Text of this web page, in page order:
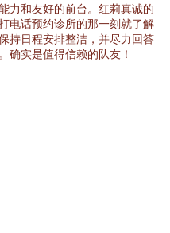
力和友好的前台。红莉真诚的
电话预约诊所的那一刻就了解
持日程安排整洁，并尽力回答
确实是值得信赖的队友！